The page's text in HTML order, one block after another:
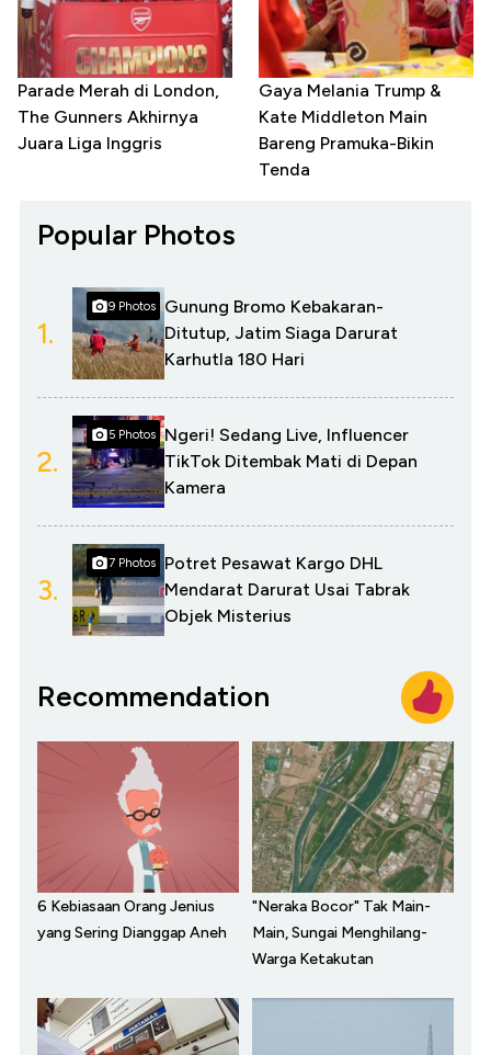
Parade Merah di London,
The Gunners Akhirnya
Juara Liga Inggris
Gaya Melania Trump &
Kate Middleton Main
Bareng Pramuka-Bikin
Tenda
Popular Photos
1.
9 Photos
Gunung Bromo Kebakaran-
Ditutup, Jatim Siaga Darurat
Karhutla 180 Hari
2.
5 Photos
Ngeri! Sedang Live, Influencer
TikTok Ditembak Mati di Depan
Kamera
3.
7 Photos
Potret Pesawat Kargo DHL
Mendarat Darurat Usai Tabrak
Objek Misterius
Recommendation
6 Kebiasaan Orang Jenius
yang Sering Dianggap Aneh
"Neraka Bocor" Tak Main-
Main, Sungai Menghilang-
Warga Ketakutan